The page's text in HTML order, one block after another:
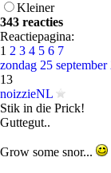
Kleiner
343 reacties
Reactiepagina:
1 2 3 4 5 6 7
zondag 25
13
noizzieNL
Stik in die Prick!
Guttegut..
Grow some snor...